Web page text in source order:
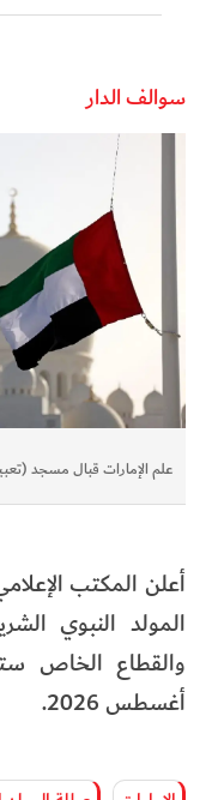
سوالف الدار
علم الإمارات قبال مسجد
أعلن المكتب
المولد النبوي
أغسطس 2026.